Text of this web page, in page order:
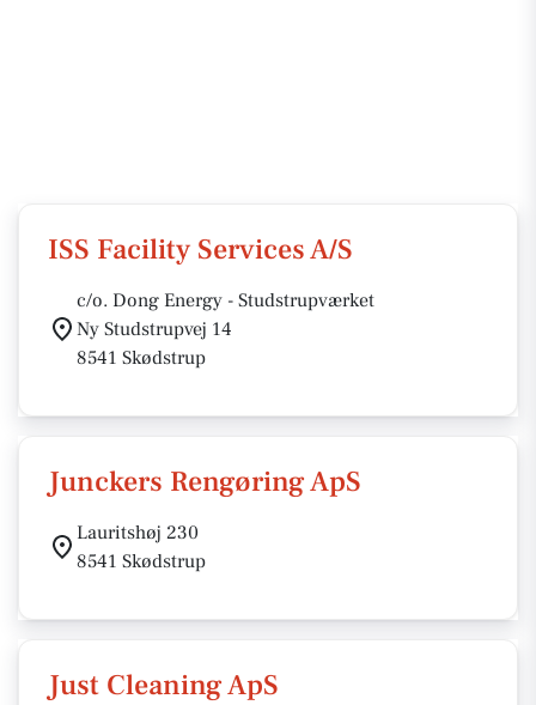
ISS Facility Services A/S
c/o. Dong Energy - Studstrupværket
Ny Studstrupvej 14
8541 Skødstrup
Junckers Rengøring ApS
Lauritshøj 230
8541 Skødstrup
Just Cleaning ApS